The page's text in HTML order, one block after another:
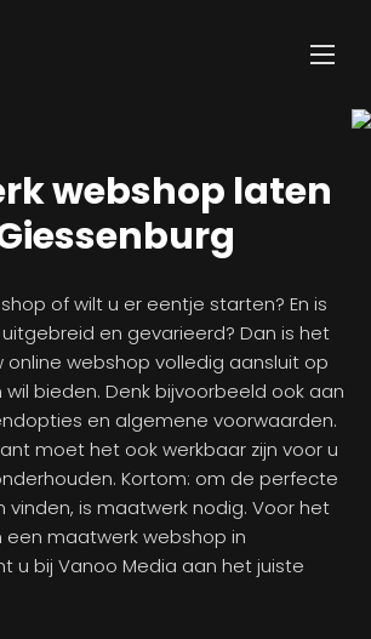
webshop laten
of wilt u er eentje starten? En is
en gevarieerd? Dan is het
online webshop volledig aansluit op
bieden. Denk bijvoorbeeld ook aan
en algemene voorwaarden.
moet het ook werkbaar zijn voor u
Kortom: om de perfecte
vinden, is maatwerk nodig. Voor het
maatwerk webshop in
u bij Vanoo Media aan het juiste